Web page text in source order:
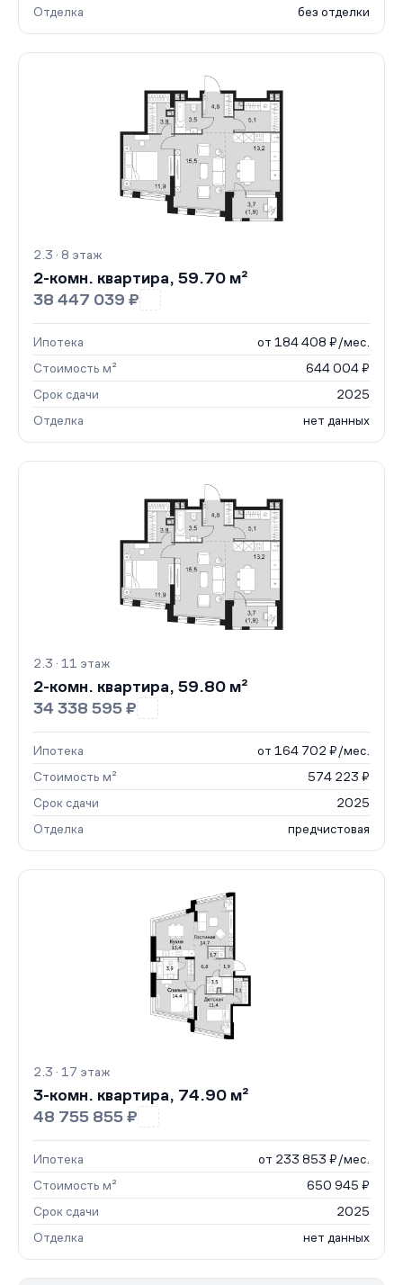
Отделка без отделки
2.3 · 8 этаж
2-комн. квартира, 59.70 м²
38 447 039 ₽
Ипотека
от 184 408 ₽/мес.
Стоимость м²
644 004 ₽
Срок сдачи
2025
Отделка
нет данных
2.3 · 11 этаж
2-комн. квартира, 59.80 м²
34 338 595 ₽
Ипотека
от 164 702 ₽/мес.
Стоимость м²
574 223 ₽
Срок сдачи
2025
Отделка
предчистовая
2.3 · 17 этаж
3-комн. квартира, 74.90 м²
48 755 855 ₽
Ипотека
от 233 853 ₽/мес.
Стоимость м²
650 945 ₽
Срок сдачи
2025
Отделка
нет данных